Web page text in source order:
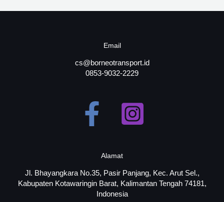
Email
cs@borneotransport.id
0853-9032-2229
Alamat
Jl. Bhayangkara No.35, Pasir Panjang, Kec. Arut Sel.,
Kabupaten Kotawaringin Barat, Kalimantan Tengah 74181,
Indonesia